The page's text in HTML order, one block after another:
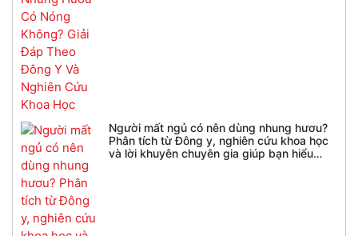
Người mất ngủ có nên dùng nhung hươu?
Phân tích từ Đông y, nghiên cứu khoa học
và lời khuyên chuyên gia giúp bạn hiểu